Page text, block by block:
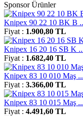
Sponsor Ürünler
Knipex 90 22 10 BK B
Fiyat : 1.900,80 TL
Knipex 16 20 16 SB K
Fiyat : 1.682,40 TL
Knipex 83 10 010 Maş ...
Fiyat : 3.366,00 TL
Knipex 83 10 015 Maş ...
Fiyat : 4.491,60 TL